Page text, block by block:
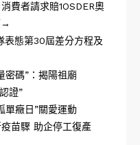
費者請求賠1OSDER奧
→
表態第30屆差分方程及
密碼”：揭陽祖廟
證”
單癥日”關愛運動
苗驟 助企停工復產